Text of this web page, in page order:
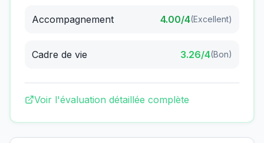
Accompagnement 4.00/4(Excellent)
Cadre de vie 3.26/4(Bon)
Voir l'évaluation détaillée complète